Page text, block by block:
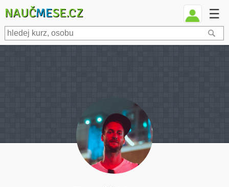
NAUČMESE.CZ ☰